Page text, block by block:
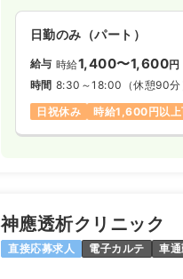
日勤のみ（パート）
給与 時給1,400〜1,600円
時間 8:30～18:00 （休憩90分
日祝休み
時給1,600円以上
神應透析クリニック
直接応募求人 電子カルテ 車